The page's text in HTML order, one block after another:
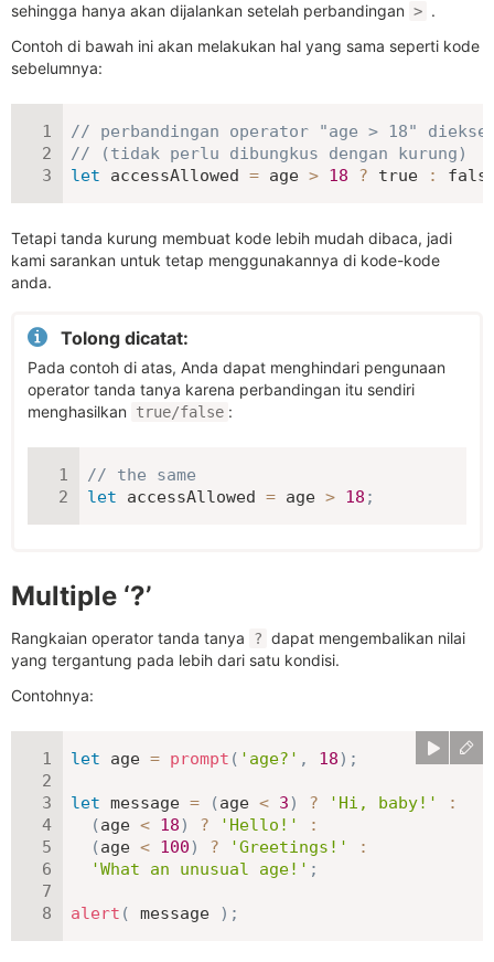
sehingga hanya akan dijalankan setelah perbandingan > .
Contoh di bawah ini akan melakukan hal yang sama seperti kode
sebelumnya:
// perbandingan operator "age > 18"
// (tidak perlu dibungkus dengan kurung)
let accessAllowed = age > 18 ? true :
Tetapi tanda kurung membuat kode lebih mudah dibaca, jadi
kami sarankan untuk tetap menggunakannya di kode-kode
anda.
Tolong dicatat:
Pada contoh di atas, Anda dapat menghindari pengunaan
operator tanda tanya karena perbandingan itu sendiri
menghasilkan
true/false :
// the same
let accessAllowed = age > 18 ;
Multiple ‘?’
Rangkaian operator tanda tanya ? dapat mengembalikan nilai
yang tergantung pada lebih dari satu kondisi.
Contohnya:
let age = prompt ( 'age?' , 18) ;
let message = (age < 3) ? 'Hi, baby!'
:
(age < 18) ? 'Hello!'
:
(age < 100) ? 'Greetings!'
:
'What an unusual age!' ;
alert ( message ) ;